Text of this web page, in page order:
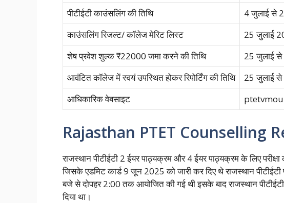
पीटीईटी काउंसलिंग की तिथि
4 जुलाई से
काउंसलिंग रिजल्ट/ कॉलेज मेरिट लिस्ट
25 जुलाई
शेष प्रवेश शुल्क ₹22000 जमा करने की तिथि
25 जुलाई
आवंटित कॉलेज में स्वयं उपस्थित होकर रिपोर्टिंग की तिथि
25 जुलाई
आधिकारिक वेबसाइट
Rajasthan PTET Counselling
राजस्थान पीटीईटी 2 ईयर पाठ्यक्रम और 4 ईयर पाठ्यक्रम के लिए
जिसके एडमिट कार्ड 9 जून 2025 को जारी कर दिए थे राजस्थान
बजे से दोपहर 2:00 तक आयोजित की गई थी इसके बाद राजस्थान
दिया था।